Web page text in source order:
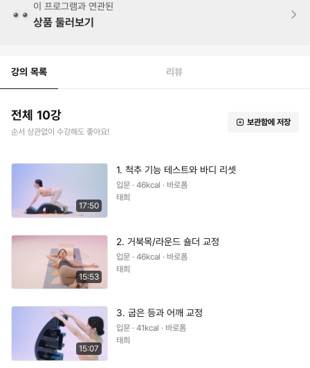
이 프로그램과 연관된
상품 둘러보기
강의 목록 리뷰
전체 10강
순서 상관없이 수강해도 좋아요!
보관함에 저장
17:50
1. 척추 기능 테스트와 바디 리셋
입문 · 46kcal · 바로폼
태희
15:53
2. 거북목/라운드 숄더 교정
입문 · 46kcal · 바로폼
태희
15:07
3. 굽은 등과 어깨 교정
입문 · 41kcal · 바로폼
태희